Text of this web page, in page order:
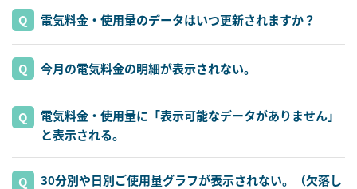
電気料金・使用量のデータはいつ更新されますか？
今月の電気料金の明細が表示されない。
電気料金・使用量に「表示可能なデータがありません」
と表示される。
30分別や日別ご使用量グラフが表示されない。（欠落し